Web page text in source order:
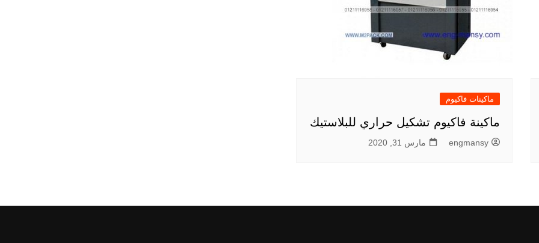
ماكينات فاكيوم
ماكينة فاكيوم تشكيل حراري للبلاستيك
engmansy مارس 31, 2020